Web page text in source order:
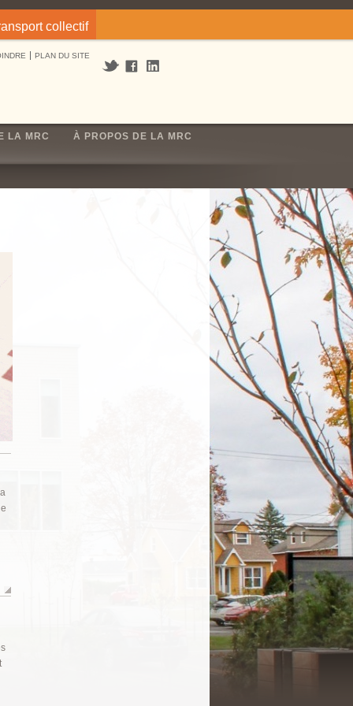
collectif
PLAN DU SITE
LA MRC À PROPOS DE LA MRC